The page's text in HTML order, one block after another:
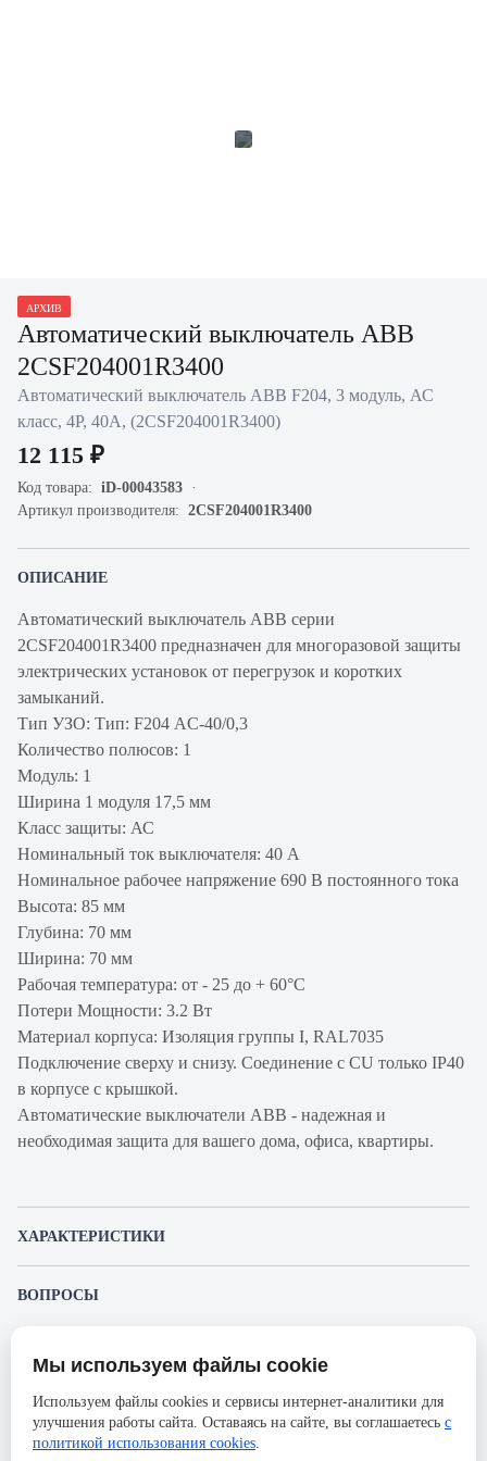
АРХИВ
Автоматический выключатель ABB
2CSF204001R3400
Автоматический выключатель ABB F204, 3 модуль, АС
класс, 4P, 40А, (2CSF204001R3400)
12 115 ₽
Код товара: iD-00043583
Артикул производителя: 2CSF204001R3400
ОПИСАНИЕ
Автоматический выключатель ABB серии
2CSF204001R3400 предназначен для многоразовой защиты
электрических установок от перегрузок и коротких
замыканий.
Тип УЗО: Тип: F204 AC-40/0,3
Количество полюсов: 1
Модуль: 1
Ширина 1 модуля 17,5 мм
Класс защиты: АС
Номинальный ток выключателя: 40 А
Номинальное рабочее напряжение 690 В постоянного тока
Высота: 85 мм
Глубина: 70 мм
Ширина: 70 мм
Рабочая температура: от - 25 до + 60°С
Потери Мощности: 3.2 Вт
Материал корпуса: Изоляция группы I, RAL7035
Подключение сверху и снизу. Соединение с CU только IP40
в корпусе с крышкой.
Автоматические выключатели ABB - надежная и
необходимая защита для вашего дома, офиса, квартиры.
ХАРАКТЕРИСТИКИ
Производитель
Серия
F204
Номинальный ток
ВОПРОСЫ
Пожалуйста, авторизуйтесь, чтобы иметь
возможность оставлять вопросы.
Представленные изображения и характеристики могут отличаться от реального
без предварительного уведомления. Компания АйДистрибьют не несёт
ответственности в случае не соответствия текущей модели товаров фотографиям,
размещённым в карточке товара.
Мы используем файлы cookie
Используем файлы cookies и сервисы интернет-аналитики для
улучшения работы сайта. Оставаясь на сайте, вы соглашаетесь с
политикой использования cookies.